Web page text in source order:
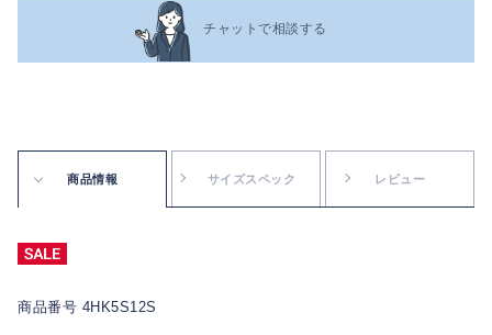
チャットで相談する
商品情報 サイズスペック レビュー
商品番号 4HK5S12S